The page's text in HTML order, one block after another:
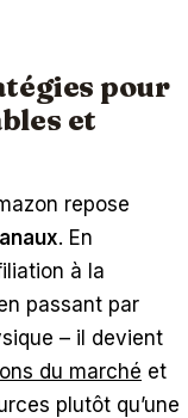
pour
et
repose
. En
à la
passant par
– il devient
du marché et
plutôt qu’une